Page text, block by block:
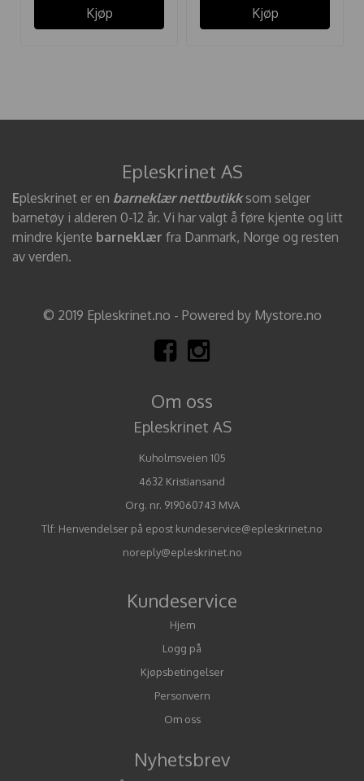
Kjøp Kjøp
Epleskrinet AS
Epleskrinet er en barneklær nettbutikksom selger
barnetøy i alderen 0-12 år. Vi har valgt å føre kjente og litt
mindre kjente barneklær fra Danmark, Norge og resten
av verden.
© 2019 Epleskrinet.no - Powered by Mystore.no
Om oss
Epleskrinet AS
Kuholmsveien 105
4632 Kristiansand
Org. nr. 919060743 MVA
Tlf: Henvendelser på epost kundeservice@epleskrinet.no
noreply@epleskrinet.no
Kundeservice
Hjem
Logg på
Kjøpsbetingelser
Personvern
Om oss
Nyhetsbrev